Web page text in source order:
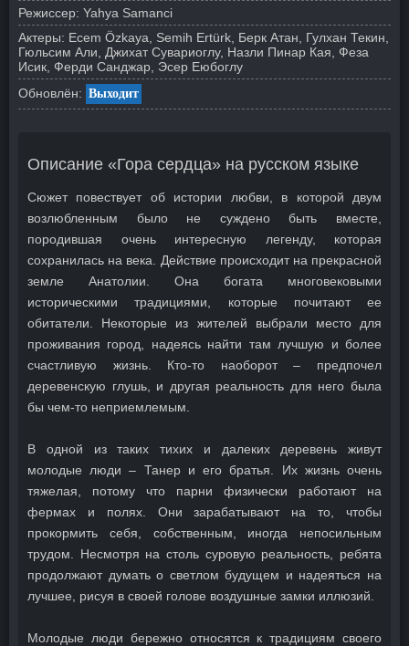
Режиссер: Yahya Samanci
Актеры: Ecem Özkaya, Semih Ertürk, Берк Атан, Гулхан Текин,
Гюльсим Али, Джихат Сувариоглу, Назли Пинар Кая, Феза
Исик, Ферди Санджар, Эсер Еюбоглу
Обновлён: Выходит
Описание «Гора сердца» на русском языке
Сюжет повествует об истории любви, в которой двум
возлюбленным было не суждено быть вместе,
породившая очень интересную легенду, которая
сохранилась на века. Действие происходит на прекрасной
земле Анатолии. Она богата многовековыми
историческими традициями, которые почитают ее
обитатели. Некоторые из жителей выбрали место для
проживания город, надеясь найти там лучшую и более
счастливую жизнь. Кто-то наоборот – предпочел
деревенскую глушь, и другая реальность для него была
бы чем-то неприемлемым.
В одной из таких тихих и далеких деревень живут
молодые люди – Танер и его братья. Их жизнь очень
тяжелая, потому что парни физически работают на
фермах и полях. Они зарабатывают на то, чтобы
прокормить себя, собственным, иногда непосильным
трудом. Несмотря на столь суровую реальность, ребята
продолжают думать о светлом будущем и надеяться на
лучшее, рисуя в своей голове воздушные замки иллюзий.
Молодые люди бережно относятся к традициям своего